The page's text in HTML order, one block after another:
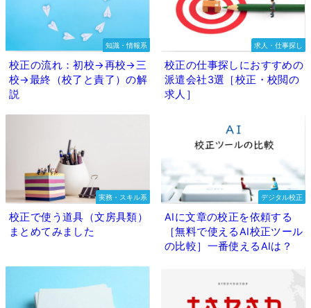
知識・情報系
校正の流れ：初校→再校→三
校→最終（校了と責了）の解
説
求人・仕事探し
校正の仕事探しにおすすめの
派遣会社3選［校正・校閲の
求人］
実務・スキル系
校正で使う道具（文房具類）
まとめてみました
デジタル校正
AIに文章の校正を依頼する
［無料で使えるAI校正ツール
の比較］一番使えるAIは？